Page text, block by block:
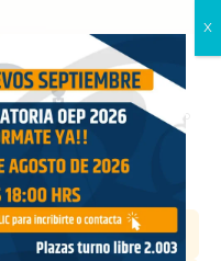
analizar el tráfico en nuestro
aceptar todas las cookies,
para activar